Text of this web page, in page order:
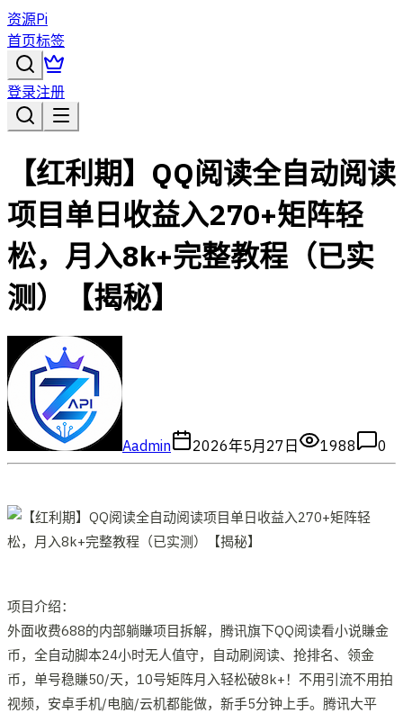
资源Pi
首页标签
登录注册
【红利期】QQ阅读全自动阅读
项目单日收益入270+矩阵轻
松，月入8k+完整教程（已实
测）【揭秘】
Aadmin 2026年5月27日 1988 0
项目介绍：
外面收费688的内部躺賺项目拆解，腾讯旗下QQ阅读看小说賺金
币，全自动脚本24小时无人值守，自动刷阅读、抢排名、领金
币，单号稳賺50/天，10号矩阵月入轻松破8k+！不用引流不用拍
视频，安卓手机/电脑/云机都能做，新手5分钟上手。腾讯大平